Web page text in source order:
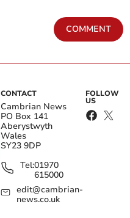
COMMENT
CONTACT
Cambrian News
PO Box 141
Aberystwyth
Wales
SY23 9DP
Tel:01970
615000
edit@cambrian-
news.co.uk
FOLLOW
US